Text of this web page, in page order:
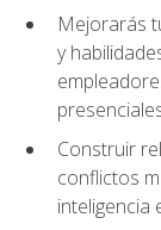
Mejorarás
y
Construir
conflictos
inteligencia